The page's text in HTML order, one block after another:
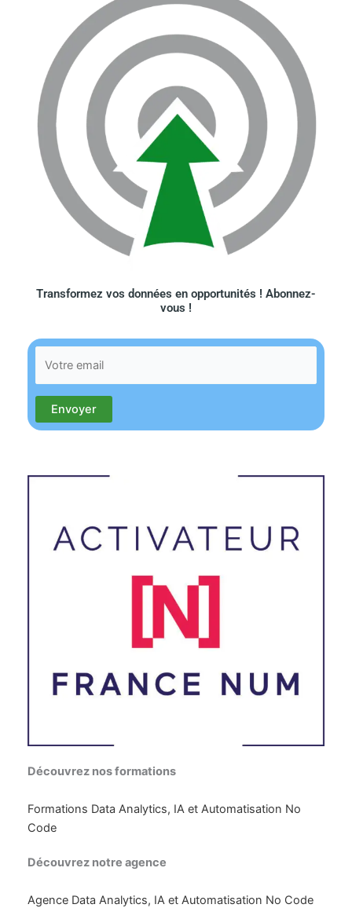
Transformez vos données en opportunités ! Abonnez-
vous !​
Découvrez nos formations
Formations Data Analytics, IA et Automatisation No
Code
Découvrez notre agence
Agence Data Analytics, IA et Automatisation No Code